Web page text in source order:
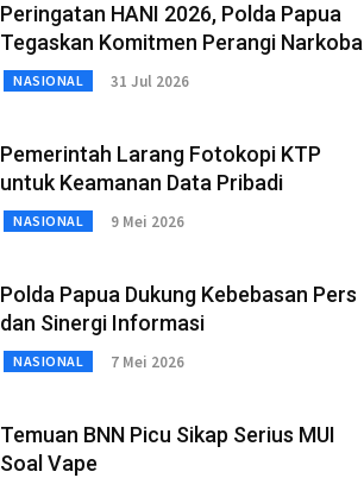
Peringatan HANI 2026, Polda Papua
Tegaskan Komitmen Perangi Narkoba
NASIONAL 31 Jul 2026
Pemerintah Larang Fotokopi KTP
untuk Keamanan Data Pribadi
NASIONAL 9 Mei 2026
Polda Papua Dukung Kebebasan Pers
dan Sinergi Informasi
NASIONAL 7 Mei 2026
Temuan BNN Picu Sikap Serius MUI
Soal Vape